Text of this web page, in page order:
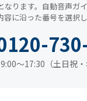
～17:30（土日祝・
ります。 自動音声ガ
容に沿った番号を選択し